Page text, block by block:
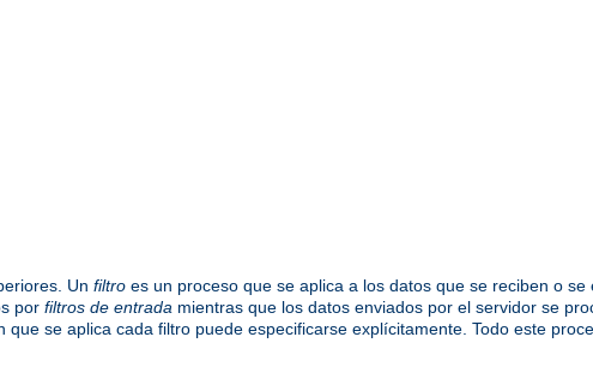
Un filtro es un proceso que se aplica a los datos que se reciben o
por filtros de entrada mientras que los datos enviados por el servidor se
se aplica cada filtro puede especificarse explícitamente. Todo este